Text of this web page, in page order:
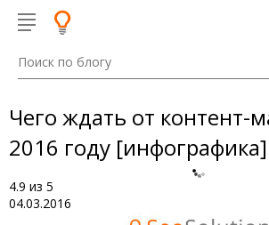
Чего ждать от контент-
2016 году [инфографика]
4.9 из 5
04.03.2016